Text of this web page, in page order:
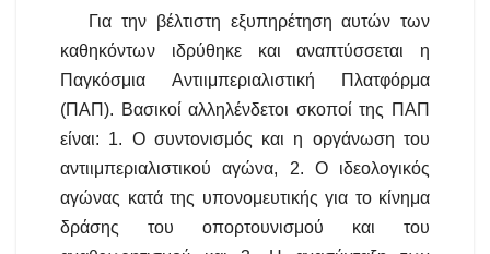
Για την βέλτιστη εξυπηρέτηση αυτών των
καθηκόντων ιδρύθηκε και αναπτύσσεται η
Παγκόσμια Αντιιμπεριαλιστική Πλατφόρμα
(ΠΑΠ). Βασικοί αλληλένδετοι σκοποί της ΠΑΠ
είναι: 1. Ο συντονισμός και η οργάνωση του
αντιιμπεριαλιστικού αγώνα, 2. Ο ιδεολογικός
αγώνας κατά της υπονομευτικής για το κίνημα
δράσης του οπορτουνισμού και του